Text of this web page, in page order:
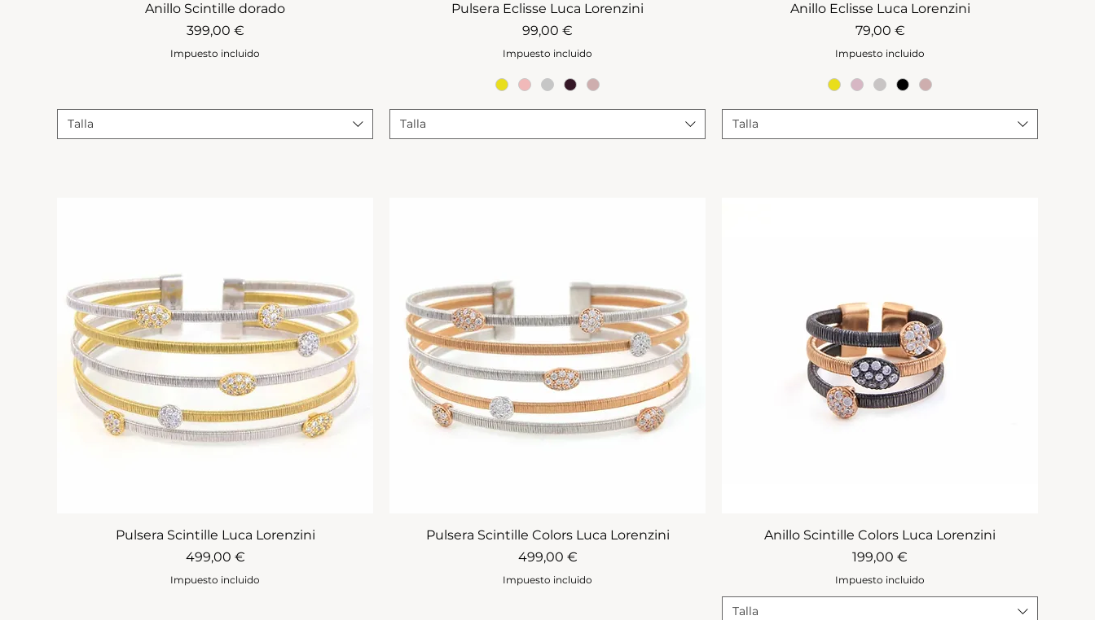
Anillo Scintille dorado
Precio
399,00 €
Impuesto incluido
Talla
Pulsera Eclisse Luca Lorenzini
Precio
99,00 €
Impuesto incluido
Talla
Anillo Eclisse Luca Lorenzini
Precio
79,00 €
Impuesto incluido
Talla
Pulsera Scintille Luca Lorenzini
Precio
499,00 €
Impuesto incluido
Pulsera Scintille Colors Luca Lorenzini
Precio
499,00 €
Impuesto incluido
Anillo Scintille Colors Luca Lorenzini
Precio
199,00 €
Impuesto incluido
Talla